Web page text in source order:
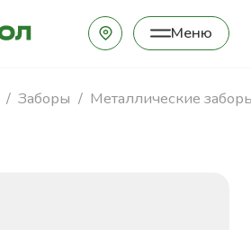
Меню
Закрыть
Заборы Металлические